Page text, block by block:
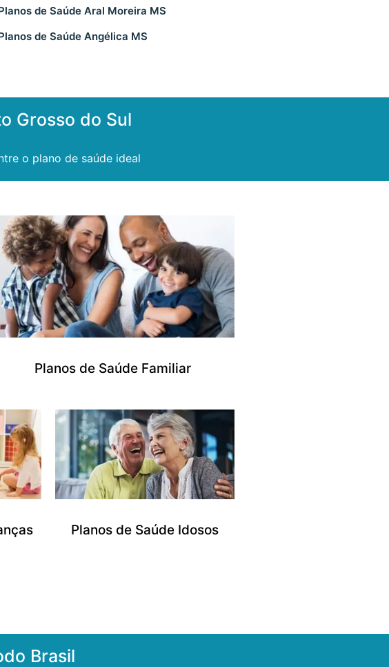
de Saúde Aral Moreira MS
de Saúde Angélica MS
Grosso do Sul
o plano de saúde ideal
Planos de Saúde Familiar
Planos de Saúde Idosos
Brasil